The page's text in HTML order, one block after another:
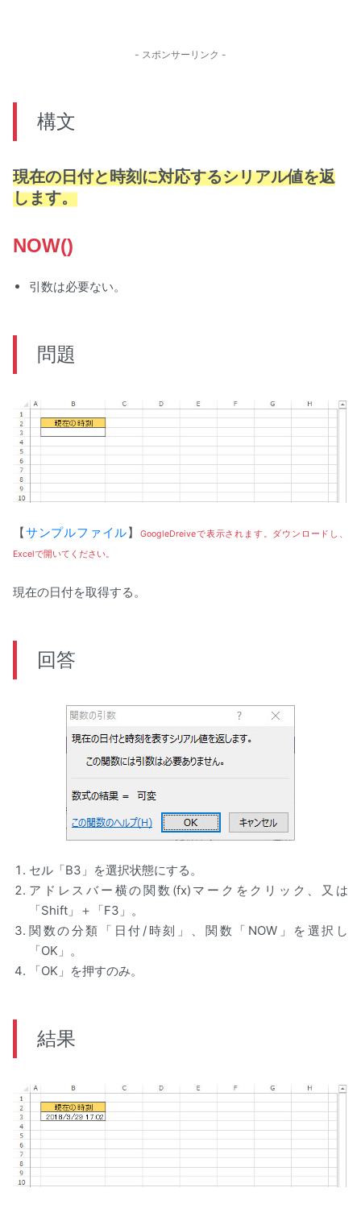
- スポンサーリンク -
構文
現在の日付と時刻に対応するシリアル値を返
します。
NOW()
引数は必要ない。
問題
【サンプルファイル】GoogleDreiveで表示されます。ダウンロードし、
Excelで開いてください。
現在の日付を取得する。
回答
セル「B3」を選択状態にする。
アドレスバー横の関数(fx)マークをクリック、又は
「Shift」＋「F3」。
関数の分類「日付/時刻」、関数「NOW」を選択し
「OK」。
「OK」を押すのみ。
結果